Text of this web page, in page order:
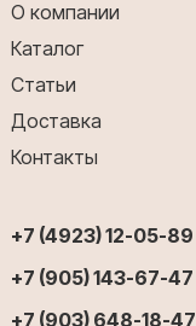
О компании
Каталог
Статьи
Доставка
Контакты
+7 (4923) 12-05-89
+7 (905) 143-67-47
+7 (903) 648-18-47